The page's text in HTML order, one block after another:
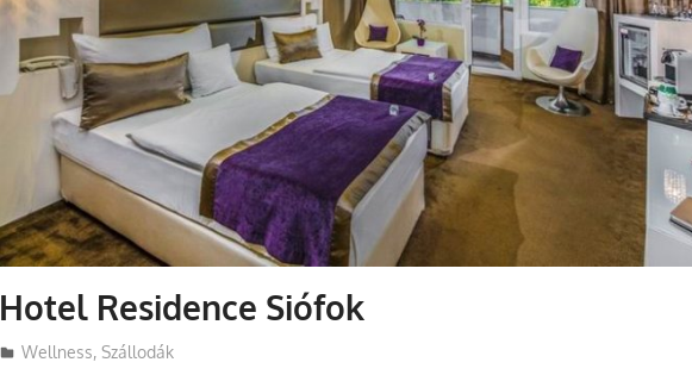
Hotel Residence Siófok
Utazasok.org
Wellness,Szállodák